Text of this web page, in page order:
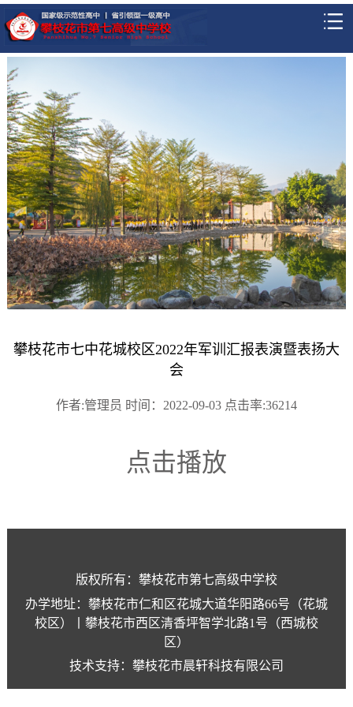
攀枝花市七中花城校区2022年军训汇报表演暨表扬大
会
作者:管理员 时间：2022-09-03 点击率:36214
点击播放
版权所有：攀枝花市第七高级中学校
办学地址：攀枝花市仁和区花城大道华阳路66号（花城
校区）丨攀枝花市西区清香坪智学北路1号（西城校
区）
技术支持：攀枝花市晨轩科技有限公司